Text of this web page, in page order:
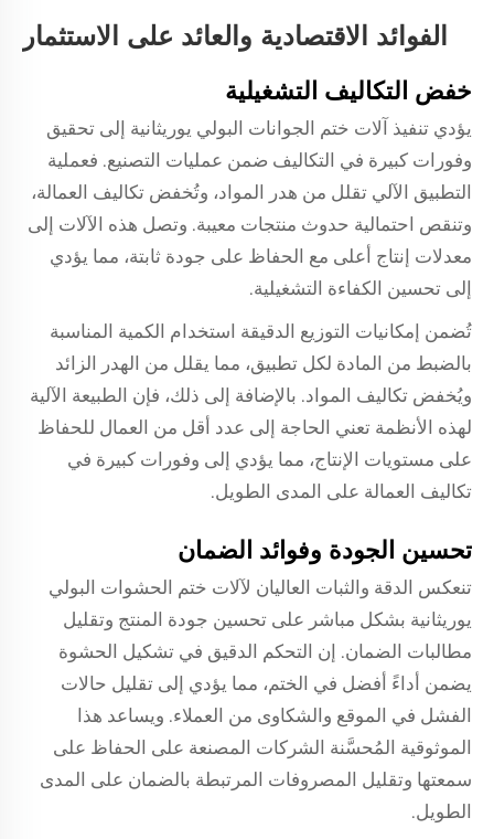
الفوائد الاقتصادية والعائد على الاستثمار
خفض التكاليف التشغيلية
يؤدي تنفيذ آلات ختم الجوانات البولي يوريثانية إلى تحقيق
وفورات كبيرة في التكاليف ضمن عمليات التصنيع. فعملية
التطبيق الآلي تقلل من هدر المواد، وتُخفض تكاليف العمالة،
وتنقص احتمالية حدوث منتجات معيبة. وتصل هذه الآلات إلى
معدلات إنتاج أعلى مع الحفاظ على جودة ثابتة، مما يؤدي
إلى تحسين الكفاءة التشغيلية.
تُضمن إمكانيات التوزيع الدقيقة استخدام الكمية المناسبة
بالضبط من المادة لكل تطبيق، مما يقلل من الهدر الزائد
ويُخفض تكاليف المواد. بالإضافة إلى ذلك، فإن الطبيعة الآلية
لهذه الأنظمة تعني الحاجة إلى عدد أقل من العمال للحفاظ
على مستويات الإنتاج، مما يؤدي إلى وفورات كبيرة في
تكاليف العمالة على المدى الطويل.
تحسين الجودة وفوائد الضمان
تنعكس الدقة والثبات العاليان لآلات ختم الحشوات البولي
يوريثانية بشكل مباشر على تحسين جودة المنتج وتقليل
مطالبات الضمان. إن التحكم الدقيق في تشكيل الحشوة
يضمن أداءً أفضل في الختم، مما يؤدي إلى تقليل حالات
الفشل في الموقع والشكاوى من العملاء. ويساعد هذا
الموثوقية المُحسَّنة الشركات المصنعة على الحفاظ على
سمعتها وتقليل المصروفات المرتبطة بالضمان على المدى
الطويل.